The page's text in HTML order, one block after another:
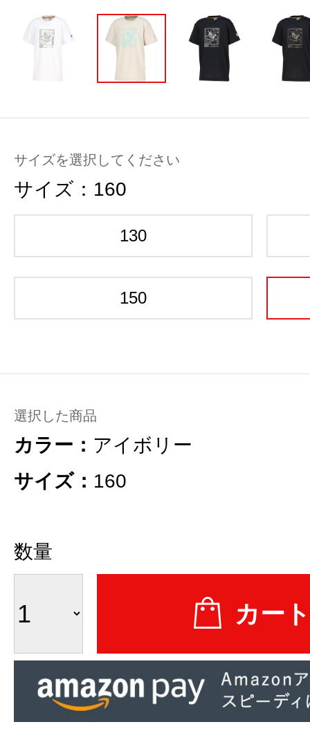
サイズを選択してください
サイズ： 160
130
150
選択した商品
カラー： アイボリー
サイズ： 160
数量